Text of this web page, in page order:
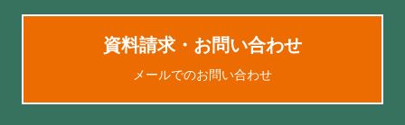
資料請求・お問い合わせ
メールでのお問い合わせ